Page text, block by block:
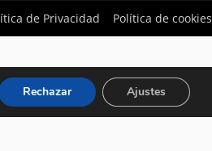
de Privacidad Política de cookies
Rechazar Ajustes